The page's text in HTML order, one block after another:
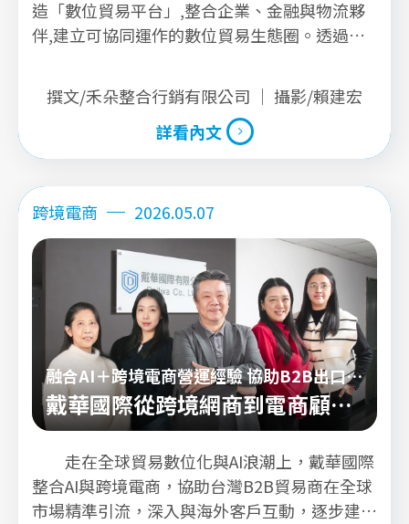
造「數位貿易平台」,整合企業、金融與物流夥
伴,建立可協同運作的數位貿易生態圈。透過平
助跨境拓銷的企業大幅提升營運效率。
撰文/禾朵整合行銷有限公司 ｜ 攝影/賴建宏
詳看內文
跨境電商
2026.05.07
融合AI＋跨境電商營運經驗 協助B2B出口商
精準引流
戴華國際從跨境網商到電商顧問
服務
走在全球貿易數位化與AI浪潮上，戴華國際
整合AI與跨境電商，協助台灣B2B貿易商在全球
市場精準引流，深入與海外客戶互動，逐步建立